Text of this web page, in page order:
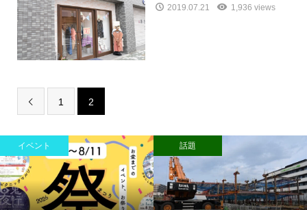
2019.07.21 1,936 views
 1 2
イベント 話題